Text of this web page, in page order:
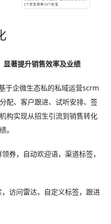
显著提升销售效率及业绩
于企微生态私的私域运营scrm
配、客户跟进、试听安排、签
构实现从招生引流到销售转化
。
券，自动欢迎语，渠道标签，
访问雷达，自定义标签，跟进